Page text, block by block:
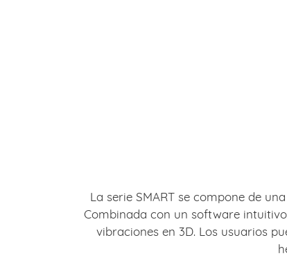
La serie SMART se compone de
Combinada con un software
vibraciones en 3D. Los usuarios